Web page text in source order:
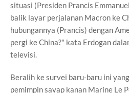
situasi (Presiden Prancis
balik layar perjalanan Macron ke
hubungannya (Prancis) dengan
pergi ke China?" kata Erdogan
televisi.
Beralih ke survei baru-baru ini
pemimpin sayap kanan Marine Le